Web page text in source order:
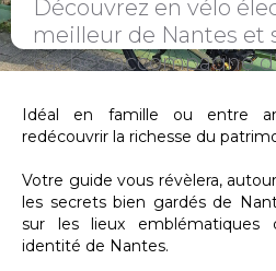
Découvrez en vélo
meilleur de Nantes et
cachés accompagné
Idéal en famille ou entre
redécouvrir la richesse du
Votre guide vous révèlera,
les secrets bien gardés de
sur les lieux emblématiques
identité de Nantes.